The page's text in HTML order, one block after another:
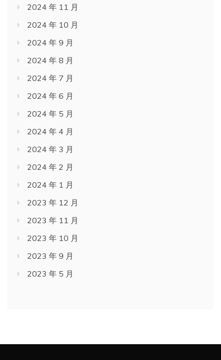
2024 年 11 月
2024 年 10 月
2024 年 9 月
2024 年 8 月
2024 年 7 月
2024 年 6 月
2024 年 5 月
2024 年 4 月
2024 年 3 月
2024 年 2 月
2024 年 1 月
2023 年 12 月
2023 年 11 月
2023 年 10 月
2023 年 9 月
2023 年 5 月